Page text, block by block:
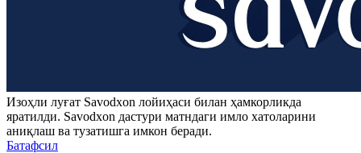
Изоҳли луғат Savodxon лойиҳаси билан ҳамкорликда
яратилди. Savodxon дастури матндаги имло хатоларини
аниқлаш ва тузатишга имкон беради.
Батафсил